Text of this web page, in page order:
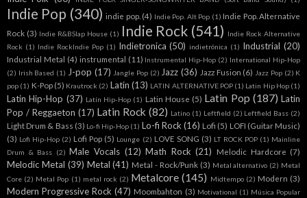
Indie Pop (340) indie pop. (4) Indie Pop. Alt Pop (1) Indie Pop. Alternative
Rock (3) Indie R&BSlap House (1) Indie Rock (541) Indie Rock Alternative
Rock (1) Indie RockIndie Pop (1) Indietronica (50) indietrónica (1) Industrial (20)
Industrial Metal (4) instrumental (11) Instrumental Hip-Hop (2) International Hip-Hop
(2) Irish Based (1) J-pop (17) Jangle Pop (2) Jazz (36) Jazz Fusion (6) Jazz Pop (2) K
pop (1) K-Pop (5) Krautrock (2) Latin (13) LATIN ALTERNATIVE POP (1) Latin Hip Hop (1)
Latin Hip-Hop (37) Latín Hip-Hop (1) Latin House (5) Latin Pop (187) Latin
Pop / Reggaeton (17) Latin Rock (82) Latino (1) Leftfield (2) Leftfield Bass (2)
Light Drum & Bass (3) Lo-fi Hip-Hop (1) Lo-fi Rock (16) Lofi (5) LOFI (Guitar Music)
(3) Lofi Hip-Hop (2) Lofi Pop (5) Lounge (2) LOVE SONG (3) LT ROCK POP (1) Mainline
Drum & Bass (2) Male Vocals (12) Math Rock (21) Melodic Hardcore (7)
Melodic Metal (39) Metal (41) Metal - Rock/Punk (3) Metal alternativo (2) Metal
Core (2) Metal Pop (1) metal rock (2) Metalcore (145) Midtempo (2) Modern (3)
Modern Progressive Rock (47) Moombahton (3) Motivational (1) Música Popular